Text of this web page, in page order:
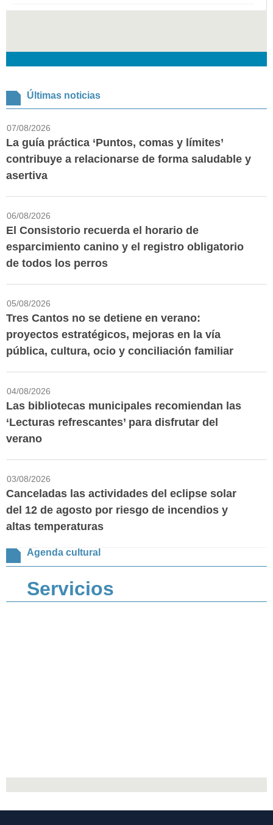
Últimas noticias
07/08/2026
La guía práctica ‘Puntos, comas y límites’
contribuye a relacionarse de forma saludable y
asertiva
06/08/2026
El Consistorio recuerda el horario de
esparcimiento canino y el registro obligatorio
de todos los perros
05/08/2026
Tres Cantos no se detiene en verano:
proyectos estratégicos, mejoras en la vía
pública, cultura, ocio y conciliación familiar
04/08/2026
Las bibliotecas municipales recomiendan las
‘Lecturas refrescantes’ para disfrutar del
verano
03/08/2026
Canceladas las actividades del eclipse solar
del 12 de agosto por riesgo de incendios y
altas temperaturas
Agenda cultural
Servicios